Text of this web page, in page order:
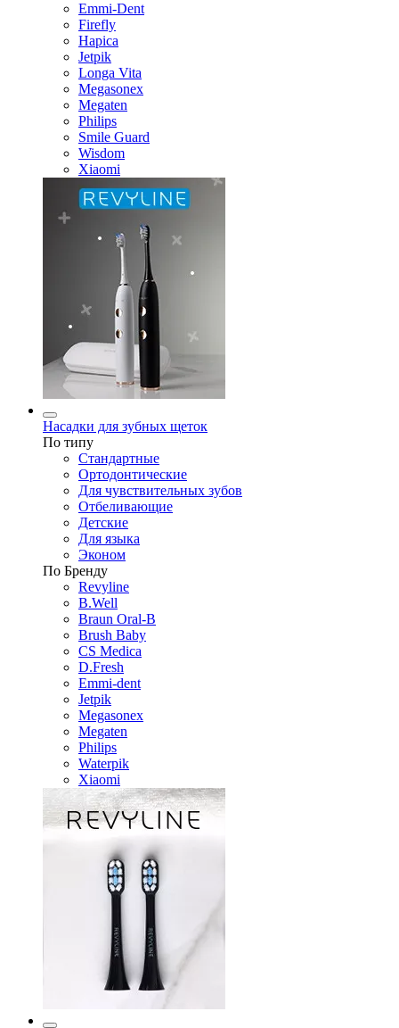
Emmi-Dent
Firefly
Hapica
Jetpik
Longa Vita
Megasonex
Megaten
Philips
Smile Guard
Wisdom
Xiaomi
Насадки для зубных щеток
По типу
Стандартные
Ортодонтические
Для чувствительных зубов
Отбеливающие
Детские
Для языка
Эконом
По Бренду
Revyline
B.Well
Braun Oral-B
Brush Baby
CS Medica
D.Fresh
Emmi-dent
Jetpik
Megasonex
Megaten
Philips
Waterpik
Xiaomi